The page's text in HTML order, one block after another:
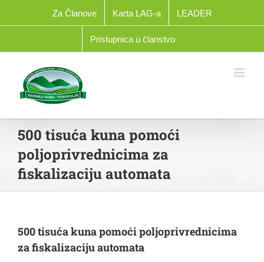
content
Za Članove Karta LAG-a LEADER
Pristupnica u članstvo
500 tisuća kuna pomoći
poljoprivrednicima za
fiskalizaciju automata
500 tisuća kuna pomoći poljoprivrednicima
za fiskalizaciju automata